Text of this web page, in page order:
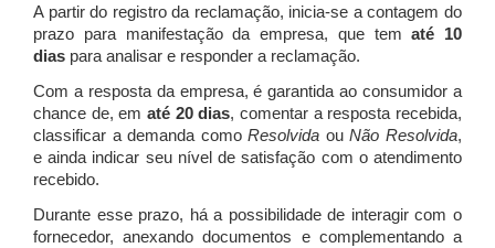
A partir do registro da reclamação, inicia-se a contagem do
prazo para manifestação da empresa, que tematé 10
dias para analisar e responder a reclamação.
Com a resposta da empresa, é garantida ao consumidor a
chance de, em até 20 dias, comentar a resposta recebida,
classificar a demanda comoResolvida ouNão Resolvida,
e ainda indicar seu nível de satisfação com o atendimento
recebido.
Durante esse prazo, há a possibilidade de interagir com o
fornecedor, anexando documentos e complementando a